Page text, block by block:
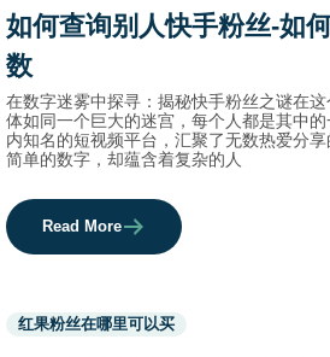
names.
如何查询别人快手粉丝-如
数
在数字迷雾中探寻：揭秘快手粉丝之谜在
体如同一个巨大的迷宫，每个人都是其中
内知名的短视频平台，汇聚了无数热爱分
简单的数字，却蕴含着复杂的人
Read More
Used
before
红果粉丝在哪里可以买